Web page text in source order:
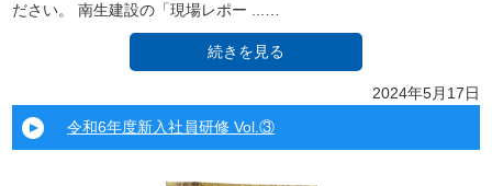
ださい。 南生建設の「現場レポー ...…
続きを見る
2024年5月17日
令和6年度新入社員研修 Vol.③